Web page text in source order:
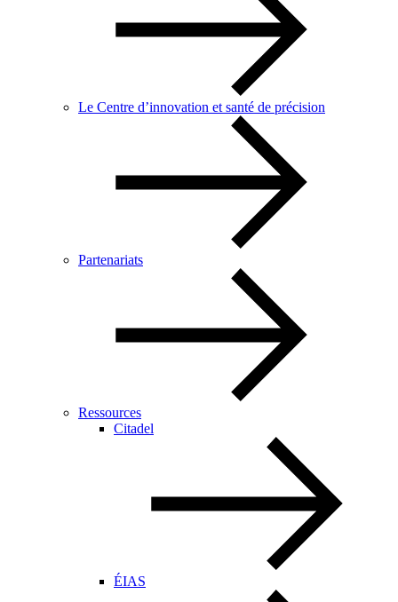
Le Centre d’innovation et santé de précision
Partenariats
Ressources
Citadel
ÉIAS